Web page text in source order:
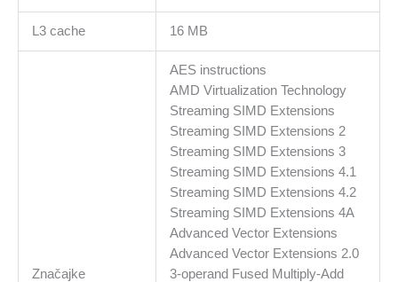
L3 cache 16 MB
Značajke
AES instructions
AMD Virtualization Technology
Streaming SIMD Extensions
Streaming SIMD Extensions 2
Streaming SIMD Extensions 3
Streaming SIMD Extensions 4.1
Streaming SIMD Extensions 4.2
Streaming SIMD Extensions 4A
Advanced Vector Extensions
Advanced Vector Extensions 2.0
3-operand Fused Multiply-Add